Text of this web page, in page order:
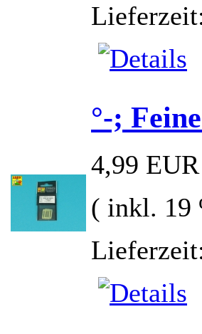
°-;
4,99 EUR
( inkl. 19